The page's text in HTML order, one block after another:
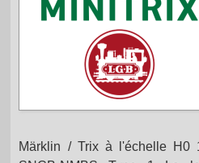
Märklin / Trix à l'échelle H0